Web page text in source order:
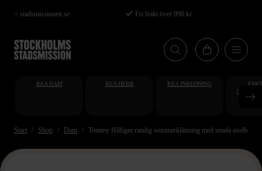
Hoppa
till
huvudinnehåll
< stadsmissionen.se Fri frakt över 990 kr
REA DAM REA HERR REA INREDNING
Start Shop Dam Tommy Hilfiger randig sommarklänning med smala axelband